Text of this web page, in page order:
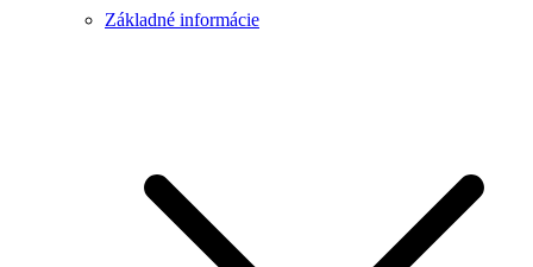
Základné informácie